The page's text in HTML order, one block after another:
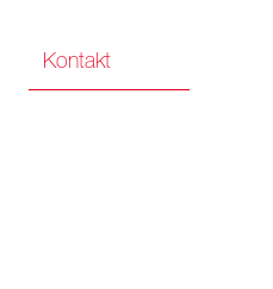
Kontakt